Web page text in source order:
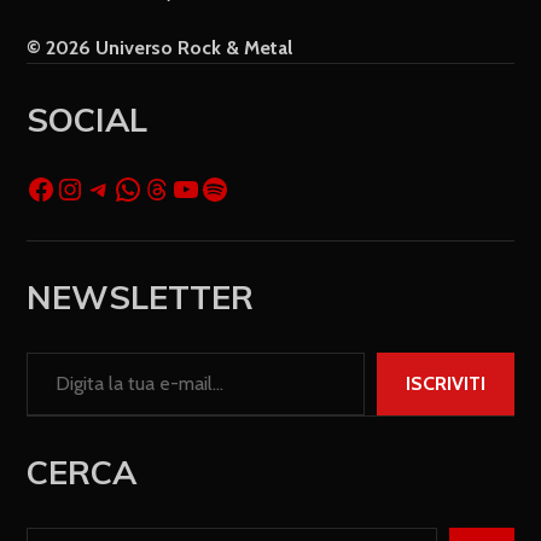
© 2026 Universo Rock & Metal
SOCIAL
NEWSLETTER
ISCRIVITI
CERCA